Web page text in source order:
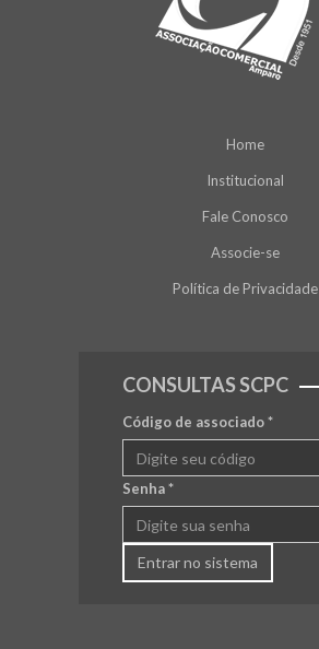
Home
Institucional
Fale Conosco
Associe-se
Política de Privacidade
CONSULTAS SCPC
Código de associado*
Senha*
Entrar no sistema